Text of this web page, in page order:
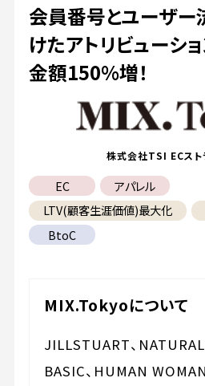
会員番号とユーザ
けたアトリビューシ
金額150%増！
株式会社TSI ECスト
EC
アパレル
LTV(顧客生涯価値)最大化
BtoC
MIX.Tokyoについて
JILLSTUART、
BASIC、HUMAN